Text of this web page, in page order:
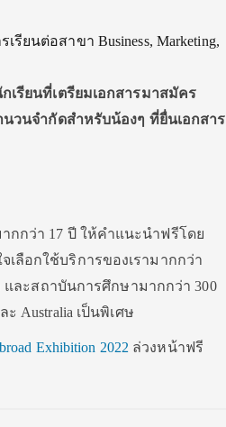
ยนต่อสาขา Business, Marketing,
เรียนที่เตรียมเอกสารมาสมัคร
วนจำกัดสำหรับน้องๆ ที่ยื่นเอกสาร
กว่า 17 ปี ให้คำแนะนำฟรีโดย
ลือกใช้บริการของเรามากกว่า
และสถาบันการศึกษามากกว่า 300
Australia เป็นพิเศษ
Exhibition 2022 ล่วงหน้าฟรี